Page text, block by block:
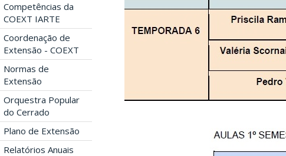
Competências da
COEXT IARTE
Coordenação de
Extensão - COEXT
Normas de
Extensão
Orquestra Popular
do Cerrado
Plano de Extensão
Relatórios Anuais